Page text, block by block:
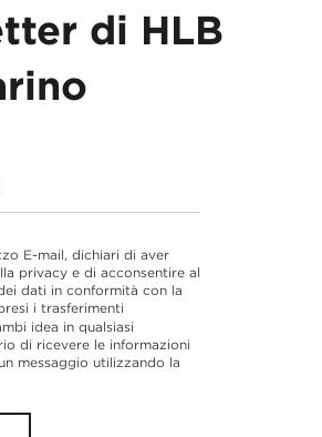
di HLB
E-mail, dichiari di aver
privacy e di acconsentire al
dati in conformità con la
i trasferimenti
idea in qualsiasi
di ricevere le informazioni
messaggio utilizzando la